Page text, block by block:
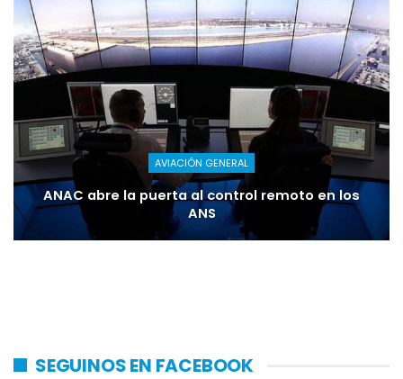
AVIACIÓN GENERAL
ANAC abre la puerta al control remoto en los
ANS
SEGUINOS EN FACEBOOK